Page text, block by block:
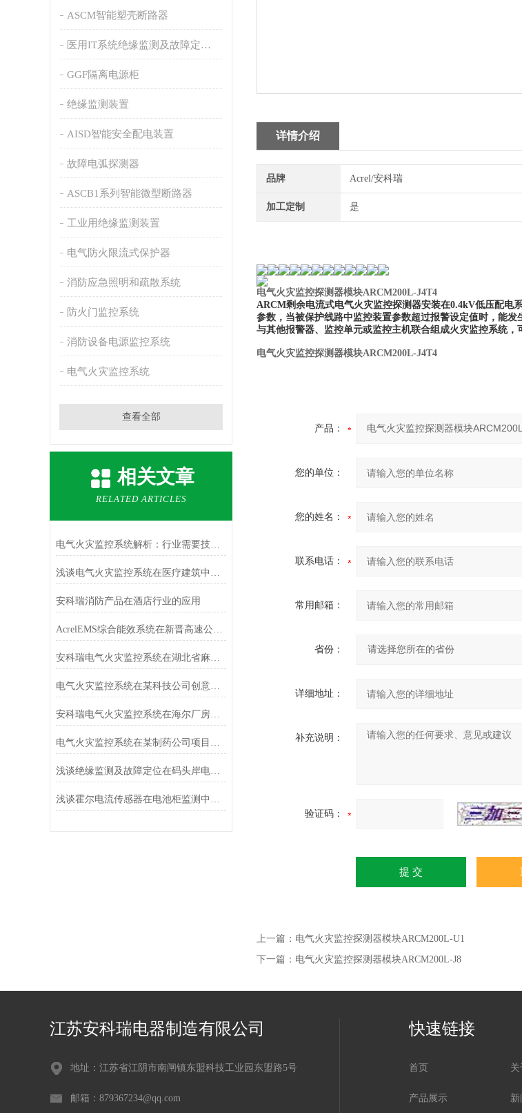
ASCM智能塑壳断路器
医用IT系统绝缘监测及故障定位产品
GGF隔离电源柜
绝缘监测装置
AISD智能安全配电装置
故障电弧探测器
ASCB1系列智能微型断路器
工业用绝缘监测装置
电气防火限流式保护器
消防应急照明和疏散系统
防火门监控系统
消防设备电源监控系统
电气火灾监控系统
查看全部
相关文章
RELATED ARTICLES
电气火灾监控系统解析：行业需要技术革新
浅谈电气火灾监控系统在医疗建筑中的应用
安科瑞消防产品在酒店行业的应用
AcrelEMS综合能效系统在新晋高速公路的应用
安科瑞电气火灾监控系统在湖北省麻城广场的设计与应用
电气火灾监控系统在某科技公司创意园上的应用
安科瑞电气火灾监控系统在海尔厂房改扩建项目的设计与应用
电气火灾监控系统在某制药公司项目的应用
浅谈绝缘监测及故障定位在码头岸电的实际应用
浅谈霍尔电流传感器在电池柜监测中的应用
详情介绍
品牌 Acrel/安科瑞
加工定制 是
电气火灾监控探测器模块ARCM200L-J4T4
ARCM剩余电流式电气火灾监控探测器安装在0.4kV低压配电
参数，当被保护线路中监控装置参数超过报警设定值时，能
与其他报警器、监控单元或监控主机联合组成火灾监控系统
电气火灾监控探测器模块ARCM200L-J4T4
产品：
您的单位：
您的姓名：
联系电话：
常用邮箱：
省份：
详细地址：
补充说明：
验证码：
上一篇： 电气火灾监控探测器模块ARCM200L-U1
下一篇： 电气火灾监控探测器模块ARCM200L-J8
江苏安科瑞电器制造有限公司
地址：江苏省江阴市南闸镇东盟科技工业园东盟路5号
邮箱：879367234@qq.com
快速链接
首页 关
产品展示